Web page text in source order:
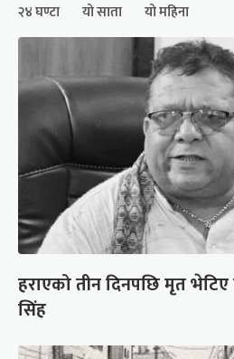
२४ घण्टा यो साता यो महिना
हराएको तीन दिनपछि मृत
सिंह